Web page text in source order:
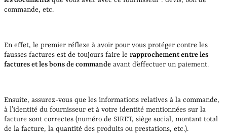
commande, etc.
En effet, le premier réflexe à avoir pour vous protéger contre les
fausses factures est de toujours faire le rapprochement entre les
factures et les bons de commande avant d’effectuer un paiement.
Ensuite, assurez-vous que les informations relatives à la commande,
à l’identité du fournisseur et à votre identité mentionnées sur la
facture sont correctes (numéro de SIRET, siège social, montant total
de la facture, la quantité des produits ou prestations, etc.).